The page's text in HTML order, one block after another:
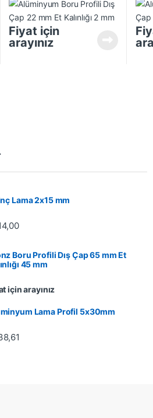
Fiyat için
arayınız
Lama 2x15 mm
Boru Profili Dış Çap 65 mm Et
45 mm
için arayınız
Lama Profil 5x30mm